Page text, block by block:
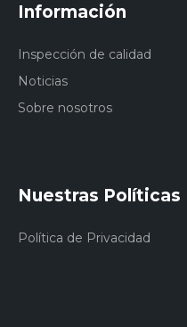
Información
Inspección de calidad
Noticias
Sobre nosotros
Nuestras Políticas
Política de Privacidad